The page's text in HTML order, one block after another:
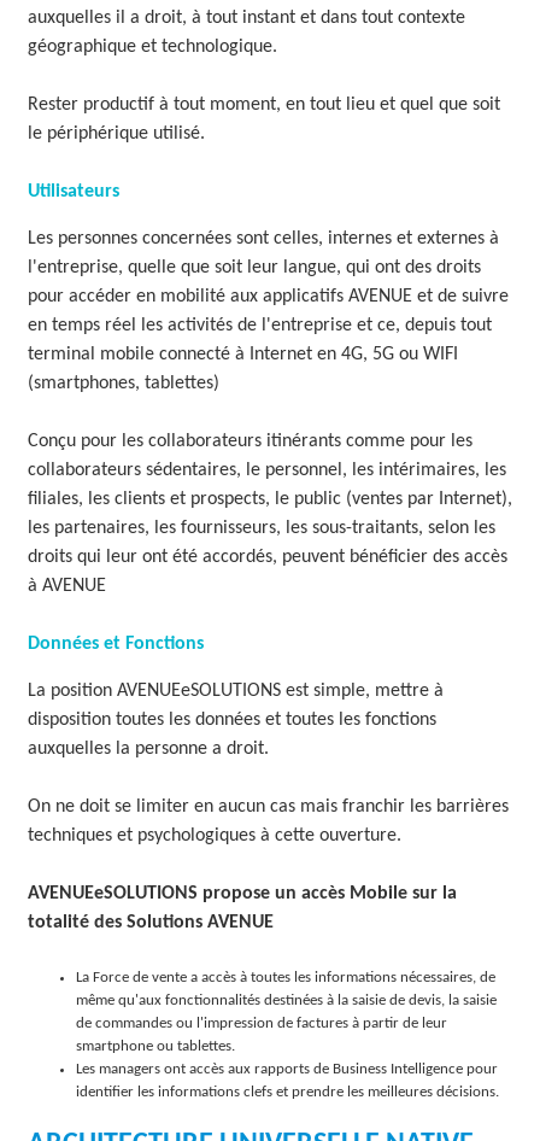
auxquelles il a droit, à tout instant et dans tout contexte
géographique et technologique.
Rester productif à tout moment, en tout lieu et quel que soit
le périphérique utilisé.
Utilisateurs
Les personnes concernées sont celles, internes et externes à
l'entreprise, quelle que soit leur langue, qui ont des droits
pour accéder en mobilité aux applicatifs AVENUE et de suivre
en temps réel les activités de l'entreprise et ce, depuis tout
terminal mobile connecté à Internet en 4G, 5G ou WIFI
(smartphones, tablettes)
Conçu pour les collaborateurs itinérants comme pour les
collaborateurs sédentaires, le personnel, les intérimaires, les
filiales, les clients et prospects, le public (ventes par Internet),
les partenaires, les fournisseurs, les sous-traitants, selon les
droits qui leur ont été accordés, peuvent bénéficier des accès
à AVENUE
Données et Fonctions
La position AVENUEeSOLUTIONS est simple, mettre à
disposition toutes les données et toutes les fonctions
auxquelles la personne a droit.
On ne doit se limiter en aucun cas mais franchir les barrières
techniques et psychologiques à cette ouverture.
AVENUEeSOLUTIONS propose un accès Mobile sur la
totalité des Solutions AVENUE
La Force de vente a accès à toutes les informations nécessaires, de
même qu'aux fonctionnalités destinées à la saisie de devis, la saisie
de commandes ou l'impression de factures à partir de leur
smartphone ou tablettes.
Les managers ont accès aux rapports de Business Intelligence pour
identifier les informations clefs et prendre les meilleures décisions.